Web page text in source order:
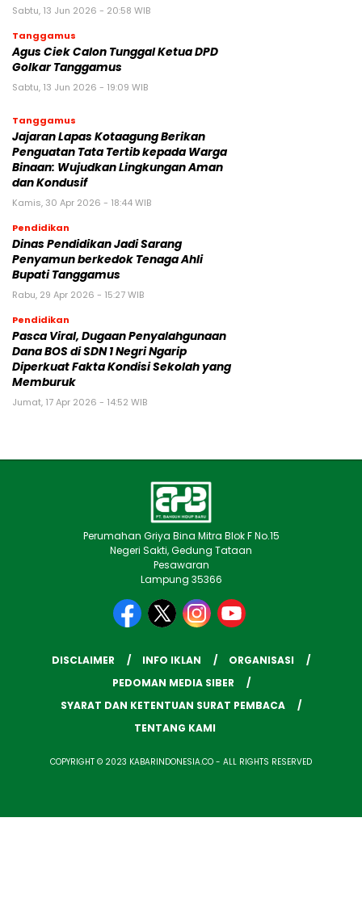
Sabtu, 13 Jun 2026 - 20:58 WIB
Tanggamus
Agus Ciek Calon Tunggal Ketua DPD
Golkar Tanggamus
Sabtu, 13 Jun 2026 - 19:09 WIB
Tanggamus
Jajaran Lapas Kotaagung Berikan
Penguatan Tata Tertib kepada Warga
Binaan: Wujudkan Lingkungan Aman
dan Kondusif
Kamis, 30 Apr 2026 - 18:44 WIB
Pendidikan
Dinas Pendidikan Jadi Sarang
Penyamun berkedok Tenaga Ahli
Bupati Tanggamus
Rabu, 29 Apr 2026 - 15:27 WIB
Pendidikan
Pasca Viral, Dugaan Penyalahgunaan
Dana BOS di SDN 1 Negri Ngarip
Diperkuat Fakta Kondisi Sekolah yang
Memburuk
Jumat, 17 Apr 2026 - 14:52 WIB
Perumahan Griya Bina Mitra Blok F No.15
Negeri Sakti, Gedung Tataan
Pesawaran
Lampung 35366
DISCLAIMER INFO IKLAN
ORGANISASI
PEDOMAN MEDIA SIBER
SYARAT DAN KETENTUAN SURAT PEMBACA
TENTANG KAMI
COPYRIGHT © 2023 KABARINDONESIA.CO - ALL RIGHTS RESERVED